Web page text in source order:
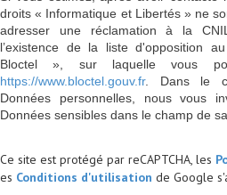
droits « Informatique et Libertés » ne
adresser une réclamation à la
l’existence de la liste d'opposition
Bloctel », sur laquelle vous
https://www.bloctel.gouv.fr. Dans le
Données personnelles, nous vous
Données sensibles dans le champ de
Ce site est protégé par reCAPTCHA, les
es Conditions d'utilisation de Google